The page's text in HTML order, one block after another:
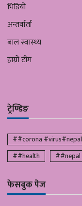
भिडियो
अन्तर्वार्ता
बाल स्वास्थ्य
हाम्रो टीम
ट्रेण्डिङ
##corona #virus#nepal
##health
##nepal
फेसबुक पेज